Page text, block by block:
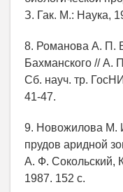
З. Гак. М.: Наука,
8. Романова А. П.
Бахманского // А.
Сб. науч. тр.
41-47.
9. Новожилова М.
прудов аридной
А. Ф. Сокольский,
1987. 152 с.